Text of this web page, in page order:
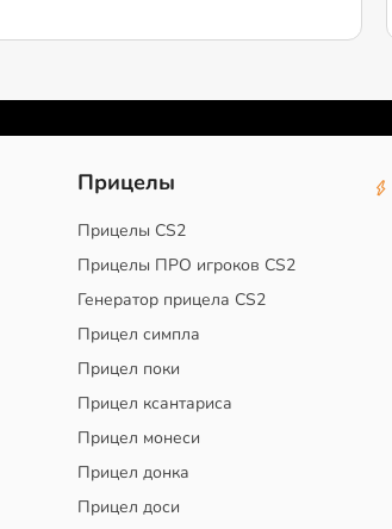
Прицелы
Прицелы CS2
Прицелы ПРО игроков CS2
Генератор прицела CS2
Прицел симпла
Прицел поки
Прицел ксантариса
Прицел монеси
Прицел донка
Прицел доси